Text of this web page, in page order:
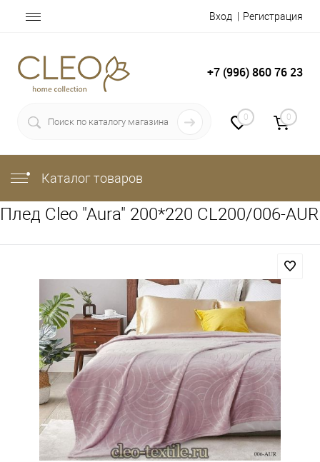
Вход Регистрация
+7 (996) 860 76 23
0 0
Каталог товаров
Плед Cleo "Aura" 200*220 CL200/006-AUR